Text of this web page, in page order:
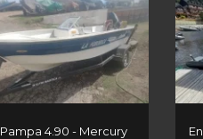
Pampa 4.90 - Mercury